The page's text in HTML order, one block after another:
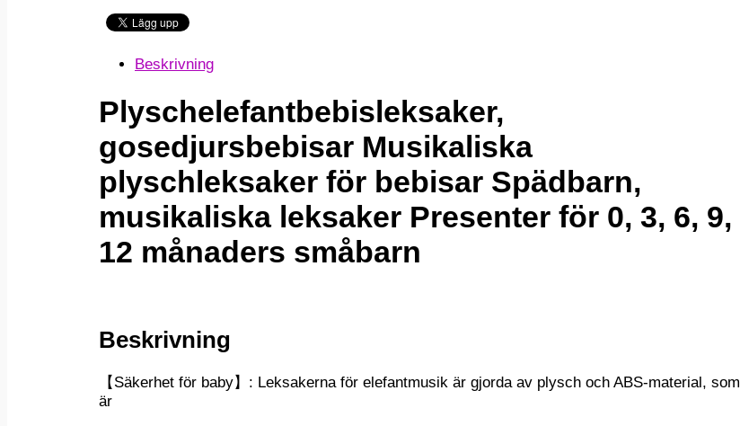
Beskrivning
Plyschelefantbebisleksaker,
gosedjursbebisar Musikaliska
plyschleksaker för bebisar Spädbarn,
musikaliska leksaker Presenter för 0, 3, 6, 9,
12 månaders småbarn
Beskrivning
【Säkerhet för baby】: Leksakerna för elefantmusik är gjorda av plysch och ABS-material, som
är